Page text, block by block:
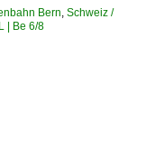
Bern, Schweiz /
| Be 6/8